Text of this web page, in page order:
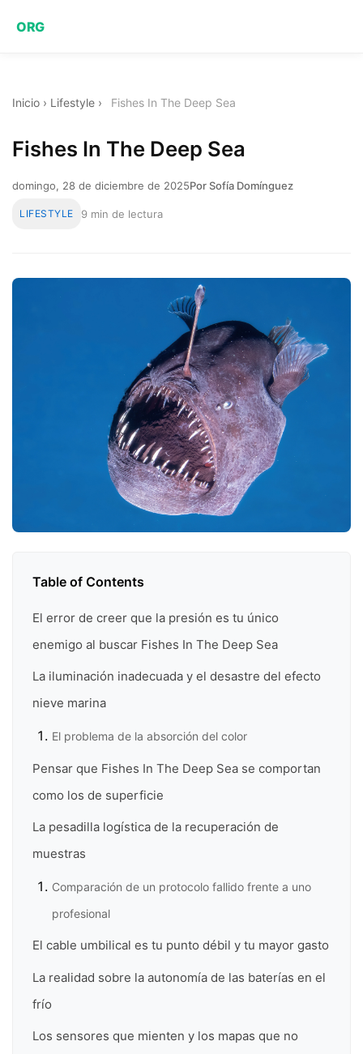
ORG
Inicio › Lifestyle › Fishes In The Deep Sea
Fishes In The Deep Sea
domingo, 28 de diciembre de 2025Por Sofía Domínguez
LIFESTYLE 9 min de lectura
Table of Contents
El error de creer que la presión es tu único
enemigo al buscar Fishes In The Deep Sea
La iluminación inadecuada y el desastre del efecto
nieve marina
El problema de la absorción del color
Pensar que Fishes In The Deep Sea se comportan
como los de superficie
La pesadilla logística de la recuperación de
muestras
Comparación de un protocolo fallido frente a uno
profesional
El cable umbilical es tu punto débil y tu mayor gasto
La realidad sobre la autonomía de las baterías en el
frío
Los sensores que mienten y los mapas que no